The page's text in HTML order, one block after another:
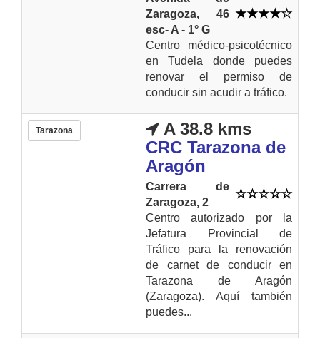
Zaragoza, 46
esc- A - 1° G
Centro médico-psicotécnico
en Tudela donde puedes
renovar el permiso de
conducir sin acudir a tráfico.
Tarazona
A 38.8 kms
CRC Tarazona de
Aragón
Carrera de
Zaragoza, 2
Centro autorizado por la
Jefatura Provincial de
Tráfico para la renovación
de carnet de conducir en
Tarazona de Aragón
(Zaragoza). Aquí también
puedes...